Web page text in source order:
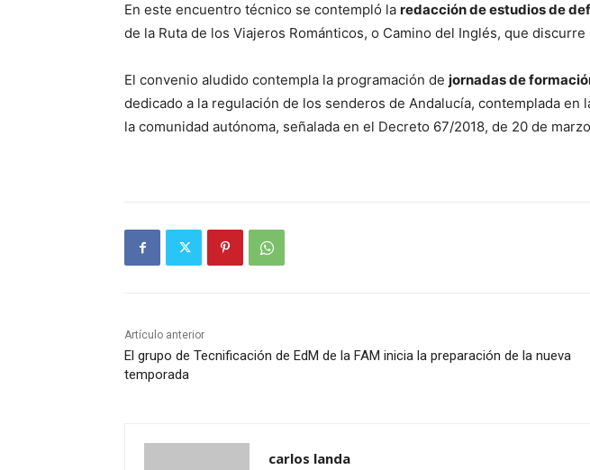
En este encuentro técnico se contempló la redacción de estudios de
de la Ruta de los Viajeros Románticos, o Camino del Inglés, que
El convenio aludido contempla la programación de jornadas de
dedicado a la regulación de los senderos de Andalucía, contemplada
la comunidad autónoma, señalada en el Decreto 67/2018, de 20 de
Artículo anterior
El grupo de Tecnificación de EdM de la FAM inicia la preparación de la nueva
temporada
carlos landa